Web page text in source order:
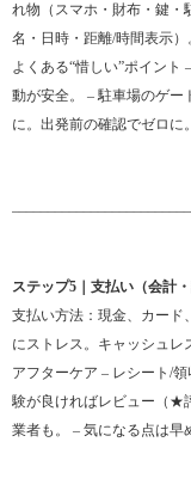
れ物（スマホ・財布・鍵・
名・日時・距離/時間表示）
よくある“惜しい”ポイン
動が安全。 – 駐車場のゲー
に。出発前の確認でゼロに。
ステップ5｜支払い（会計・
支払い方法：現金、カード
にストレス。キャッシュレ
アフターケア – レシート/
験が良ければレビュー（★
業者も。 – 気になる点は早